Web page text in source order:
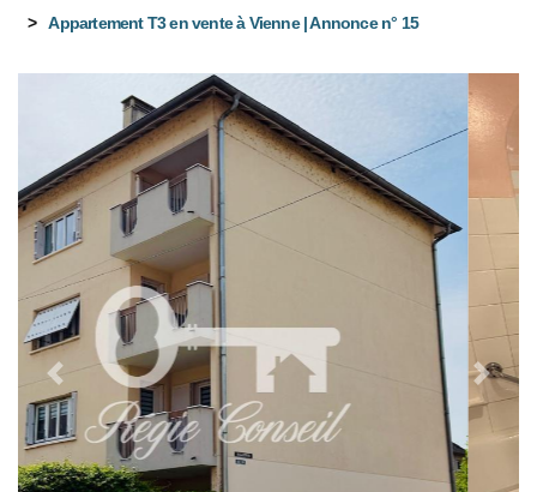
Appartement T3 en vente à Vienne | Annonce n° 15